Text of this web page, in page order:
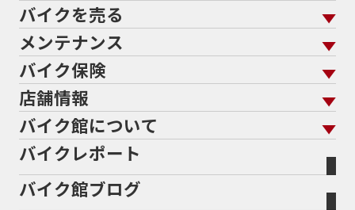
バイクを買う トップ
バイクを探す
メーカーから探す
色から探す
スタイルから探す
排気量から探す
走行距離から探す
中古車から探す
バイクを売る
バイクを売る トップ
バイク館買取の強み
バイクを高く売るコツ
バイク買取の流れ
全国展開の強み
よくあるご質問
バイク買取強化車両
メンテナンス
メンテナンス トップ
バイク点検
バイク車検
Bikeep
プロテクションフィルム
バイク保険
バイク保険 トップ
自賠責保険
任意保険
バイク保険無料見積り（現在未加入の方）
店舗情報
店舗情報 トップ
北海道
宮城
バイク館について
バイク館について トップ
バイク館が選ばれる理由
バイクレポート
バイク館ブログ